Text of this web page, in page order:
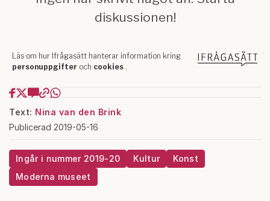
Text: Nina van den Brink
Publicerad 2019-05-16
Ingår i nummer 2019-20 Kultur
Konst
Moderna museet